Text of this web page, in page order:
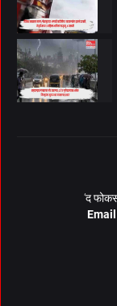
‘द
Email